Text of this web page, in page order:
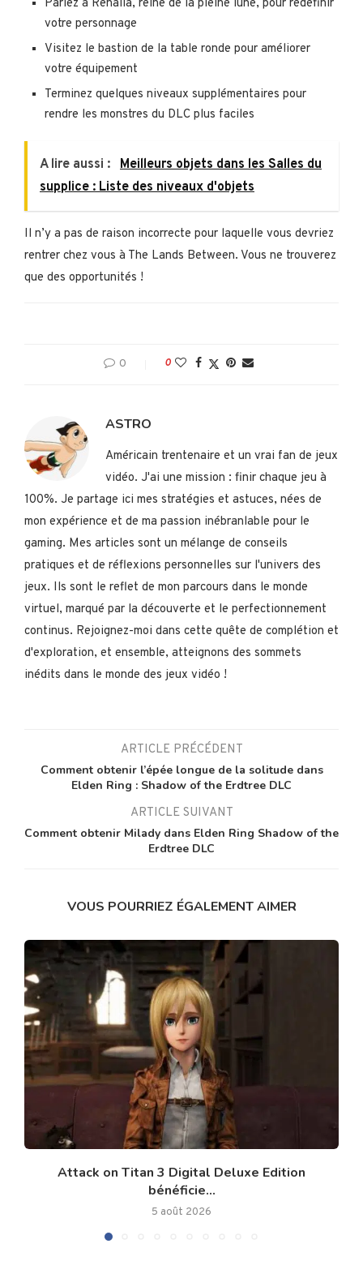
Parlez à Renalla, reine de la pleine lune, pour redéfinir
votre personnage
Visitez le bastion de la table ronde pour améliorer
votre équipement
Terminez quelques niveaux supplémentaires pour
rendre les monstres du DLC plus faciles
A lire aussi : Meilleurs objets dans les Salles du
supplice : Liste des niveaux d'objets
Il n’y a pas de raison incorrecte pour laquelle vous devriez
rentrer chez vous à The Lands Between. Vous ne trouverez
que des opportunités !
0 0
ASTRO
Américain trentenaire et un vrai fan de jeux
vidéo. J'ai une mission : finir chaque jeu à
100%. Je partage ici mes stratégies et astuces, nées de
mon expérience et de ma passion inébranlable pour le
gaming. Mes articles sont un mélange de conseils
pratiques et de réflexions personnelles sur l'univers des
jeux. Ils sont le reflet de mon parcours dans le monde
virtuel, marqué par la découverte et le perfectionnement
continus. Rejoignez-moi dans cette quête de complétion et
d'exploration, et ensemble, atteignons des sommets
inédits dans le monde des jeux vidéo !
ARTICLE PRÉCÉDENT
Comment obtenir l’épée longue de la solitude dans
Elden Ring : Shadow of the Erdtree DLC
ARTICLE SUIVANT
Comment obtenir Milady dans Elden Ring Shadow of the
Erdtree DLC
VOUS POURRIEZ ÉGALEMENT AIMER
Attack on Titan 3 Digital Deluxe Edition
bénéficie...
5 août 2026